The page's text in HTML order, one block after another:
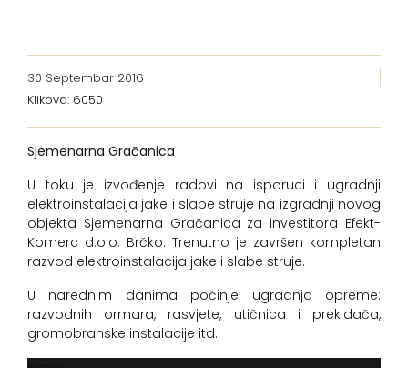
30 Septembar 2016
Klikova: 6050
Sjemenarna Gračanica
U toku je izvođenje radovi na isporuci i ugradnji
elektroinstalacija jake i slabe struje na izgradnji novog
objekta Sjemenarna Gračanica za investitora Efekt-
Komerc d.o.o. Brčko. Trenutno je završen kompletan
razvod elektroinstalacija jake i slabe struje.
U narednim danima počinje ugradnja opreme:
razvodnih ormara, rasvjete, utičnica i prekidača,
gromobranske instalacije itd.